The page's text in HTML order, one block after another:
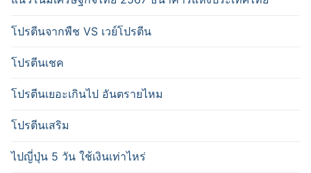
โปรตีนจากพืช VS เวย์โปรตีน
โปรตีนเชค
โปรตีนเยอะเกินไป อันตรายไหม
โปรตีนเสริม
ไปญี่ปุ่น 5 วัน ใช้เงินเท่าไหร่